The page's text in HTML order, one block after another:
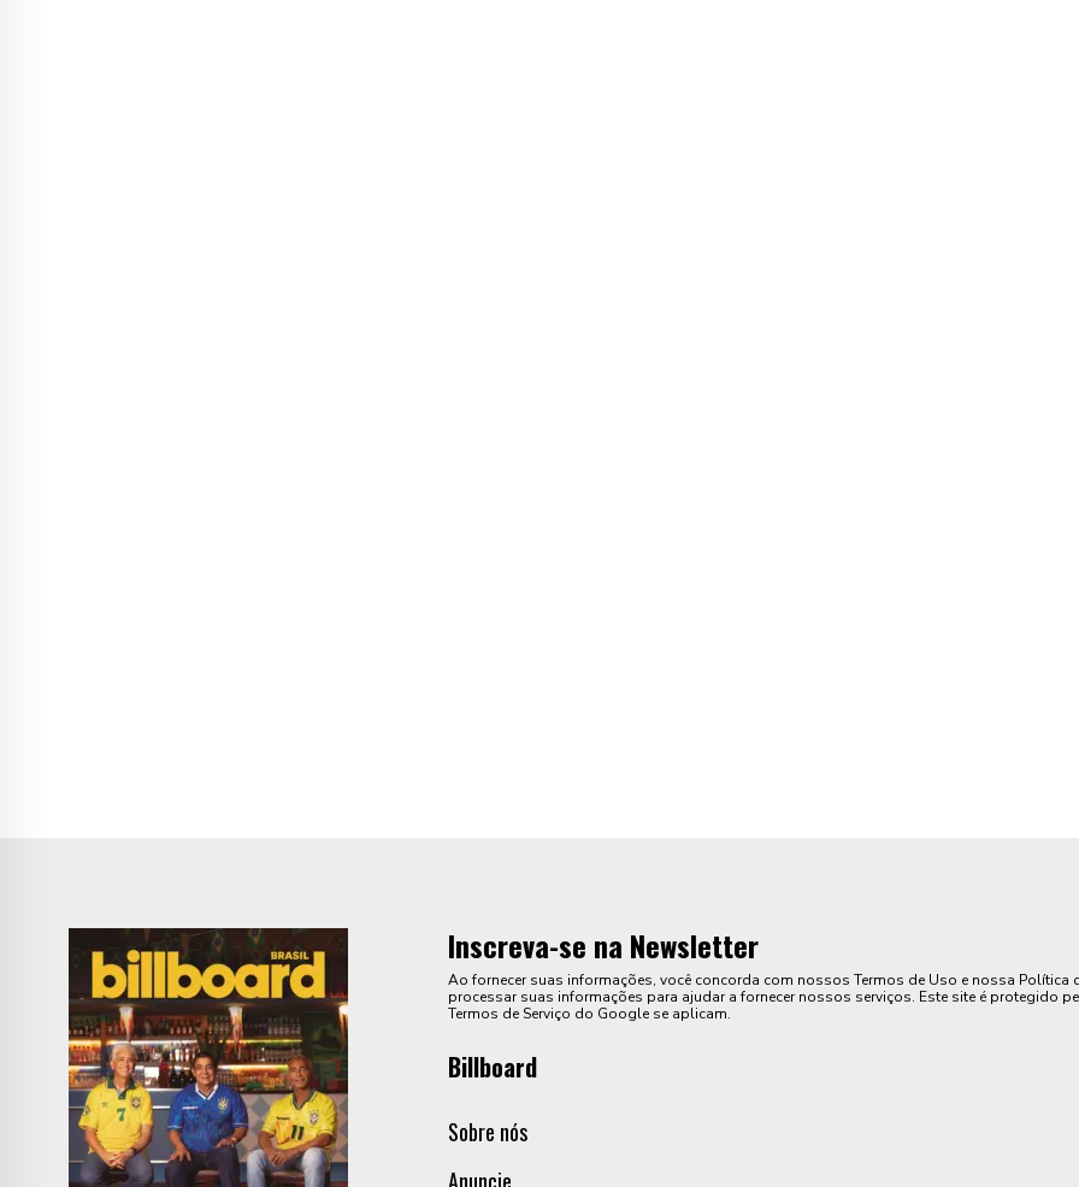
Inscreva-se na Newsletter
Ao fornecer suas informações, você concorda com nossos Termos de Uso e nossa
processar suas informações para ajudar a fornecer nossos serviços. Este site é protegido
Termos de Serviço do Google se aplicam.
Billboard
Sobre nós